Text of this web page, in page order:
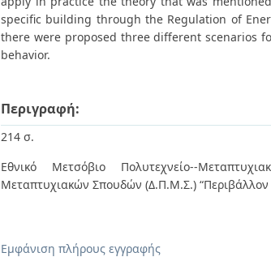
specific building through the Regulation of
there were proposed three different scenarios
behavior.
Περιγραφή:
214 σ.
Εθνικό Μετσόβιο Πολυτεχνείο--
Μεταπτυχιακών Σπουδών (Δ.Π.Μ.Σ.) “Περιβάλλον
Εμφάνιση πλήρους εγγραφής